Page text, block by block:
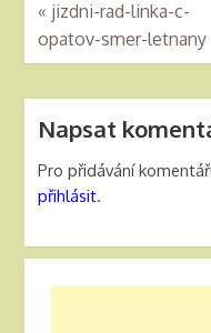
« jizdni-rad-linka-c-
opatov-smer-letnany
Napsat
Pro přidávání
přihlásit.